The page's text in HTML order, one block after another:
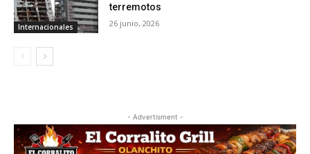
Internacionales
terremotos
26 junio, 2026
- Advertisment -